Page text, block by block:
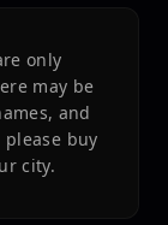
only
may be
and
buy
city.